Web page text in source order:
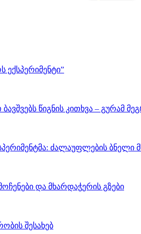
ექსპერიმენტი”
წიგნის კითხვა – გურამ
ძალაუფლების ბნელი
და მხარდაჭერის გზები
შესახებ